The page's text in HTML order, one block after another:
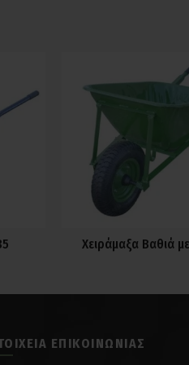
Χειράμαξα Βαθιά
ΕΠΙΚΟΙΝΩΝΊΑΣ